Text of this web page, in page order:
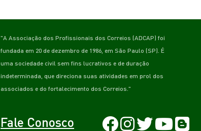
"A Associação dos Profissionais dos Correios (ADCAP) foi
fundada em 20 de dezembro de 1986, em São Paulo (SP). É
uma sociedade civil sem fins lucrativos e de duração
indeterminada, que direciona suas atividades em prol dos
associados e do fortalecimento dos Correios."
Fale Conosco